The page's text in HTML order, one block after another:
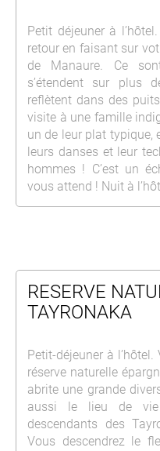
Petit déjeuner à
retour en faisant sur
de Manaure. Ce
s’étendent sur plus
reflètent dans des
visite à une famille
un de leur plat typique,
leurs danses et leur
hommes ! C’est un
vous attend ! Nuit à
RESERVE
TAYRONAKA
Petit-déjeuner à
réserve naturelle
abrite une grande
aussi le lieu de vie
descendants des
Vous descendrez le